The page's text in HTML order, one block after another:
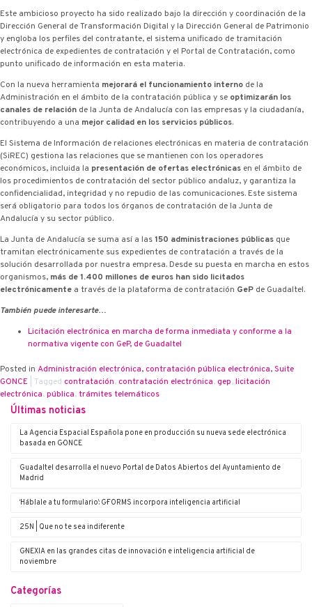
Este ambicioso proyecto ha sido realizado bajo la dirección y coordinación de la
Dirección General de Transformación Digital y la Dirección General de Patrimonio
y engloba los perfiles del contratante, el sistema unificado de tramitación
electrónica de expedientes de contratación y el Portal de Contratación, como
punto unificado de información en esta materia.
Con la nueva herramienta mejorará el funcionamiento interno de la
Administración en el ámbito de la contratación pública y se optimizarán los
canales de relación de la Junta de Andalucía con las empresas y la ciudadanía,
contribuyendo a una mejor calidad en los servicios públicos.
El Sistema de Información de relaciones electrónicas en materia de contratación
(SiREC) gestiona las relaciones que se mantienen con los operadores
económicos, incluida la presentación de ofertas electrónicas en el ámbito de
los procedimientos de contratación del sector público andaluz, y garantiza la
confidencialidad, integridad y no repudio de las comunicaciones. Este sistema
será obligatorio para todos los órganos de contratación de la Junta de
Andalucía y su sector público.
La Junta de Andalucía se suma así a las150 administraciones públicas que
tramitan electrónicamente sus expedientes de contratación a través de la
solución desarrollada por nuestra empresa. Desde su puesta en marcha en estos
organismos, más de 1.400 millones de euros han sido licitados
electrónicamente a través de la plataforma de contratación G·eP de Guadaltel.
También puede interesarte…
Licitación electrónica en marcha de forma inmediata y conforme a la
normativa vigente con G·eP, de Guadaltel
Posted in Administración electrónica, contratación pública electrónica,Suite
G·ONCE
Tagged contratación, contratación electrónica, g·ep,licitación
electrónica,pública,trámites telemáticos
Últimas noticias
La Agencia Espacial Española pone en producción su nueva sede electrónica
basada en G·ONCE
Guadaltel desarrolla el nuevo Portal de Datos Abiertos del Ayuntamiento de
Madrid
‘Háblale a tu formulario’: G·FORMS incorpora inteligencia artificial
25N | Que no te sea indiferente
G·NEXIA en las grandes citas de innovación e inteligencia artificial de
noviembre
Categorías